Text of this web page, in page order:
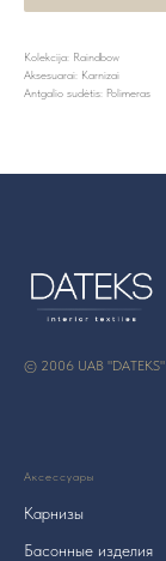
Kolekcija: Raindbow
Aksesuarai: Karnizai
Antgalio sudėtis: Polimeras
© 2006 UAB "DATEKS"
Аксессуары
Карнизы
Басонные изделия